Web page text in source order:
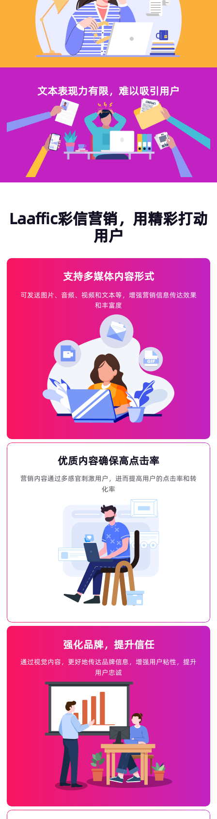
文本表现力有限，难以吸引用户
Laaffic彩信营销，用精彩打动
用户
支持多媒体内容形式
可发送图片、音频、视频和文本等，增强营销信息传达效果
和丰富度
优质内容确保高点击率
营销内容通过多感官刺激用户，进而提高用户的点击率和转
化率
强化品牌，提升信任
通过视觉内容，更好地传达品牌信息，增强用户粘性，提升
用户忠诚